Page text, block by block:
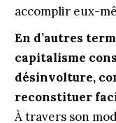
accomplir eux-
En d’autres
capitalisme
désinvolture,
reconstituer
À travers son